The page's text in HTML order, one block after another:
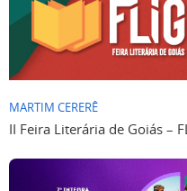
MARTIM CERERÊ
II Feira Literária de Goiás –